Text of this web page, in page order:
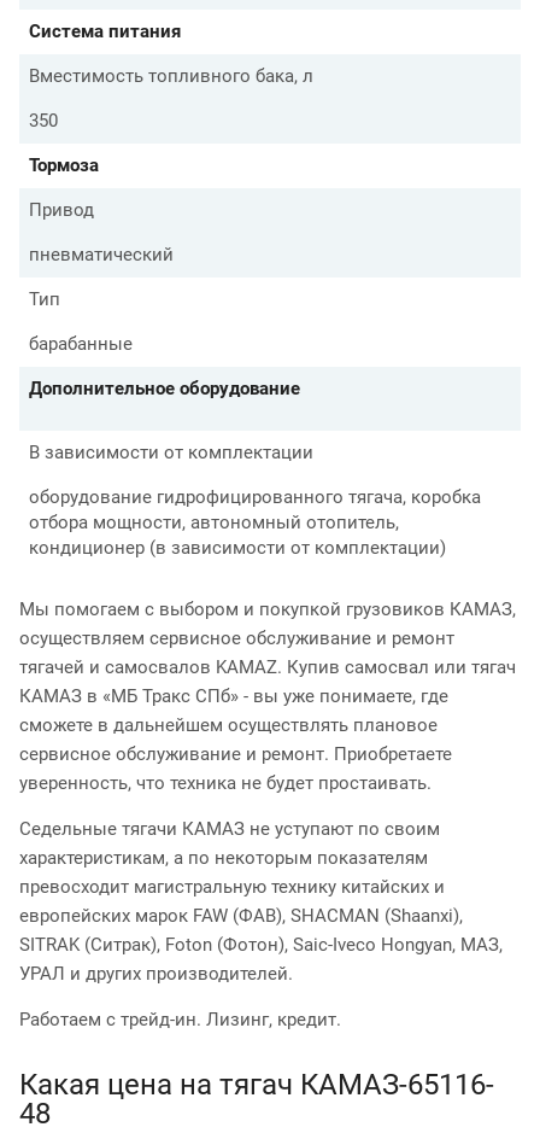
Система питания
Вместимость топливного бака, л
350
Тормоза
Привод
пневматический
Тип
барабанные
Дополнительное оборудование
В зависимости от комплектации
оборудование гидрофицированного тягача, коробка
отбора мощности, автономный отопитель,
кондиционер (в зависимости от комплектации)
Мы помогаем с выбором и покупкой грузовиков КАМАЗ,
осуществляем сервисное обслуживание и ремонт
тягачей и самосвалов KAMAZ. Купив самосвал или тягач
КАМАЗ в «МБ Тракс СПб» - вы уже понимаете, где
сможете в дальнейшем осуществлять плановое
сервисное обслуживание и ремонт. Приобретаете
уверенность, что техника не будет простаивать.
Седельные тягачи КАМАЗ не уступают по своим
характеристикам, а по некоторым показателям
превосходит магистральную технику китайских и
европейских марок FAW (ФАВ), SHACMAN (Shaanxi),
SITRAK (Ситрак), Foton (Фотон), Saic-Iveco Hongyan, МАЗ,
УРАЛ и других производителей.
Работаем с трейд-ин. Лизинг, кредит.
Какая цена на тягач КАМАЗ-65116-
48